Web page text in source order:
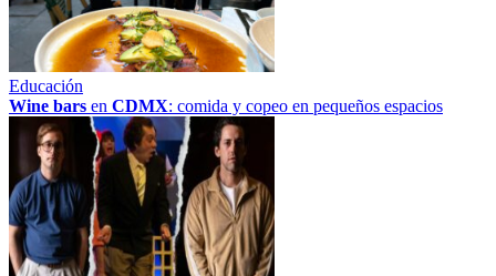
Educación
Wine bars en CDMX: comida y copeo en pequeños espacios